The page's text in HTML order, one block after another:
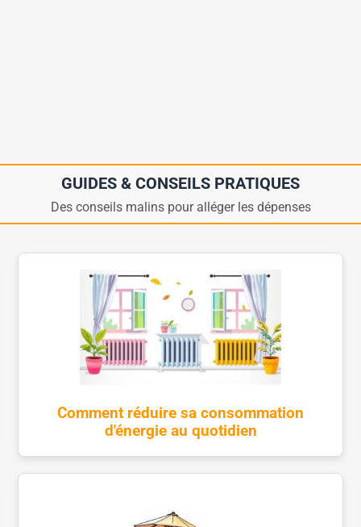
GUIDES & CONSEILS PRATIQUES
Des conseils malins pour alléger les dépenses
Comment réduire sa consommation
d'énergie au quotidien